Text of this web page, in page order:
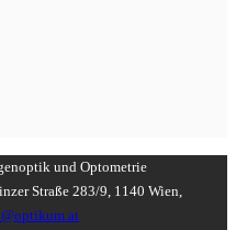
und Optometrie
Straße 283/9, 1140 Wien,